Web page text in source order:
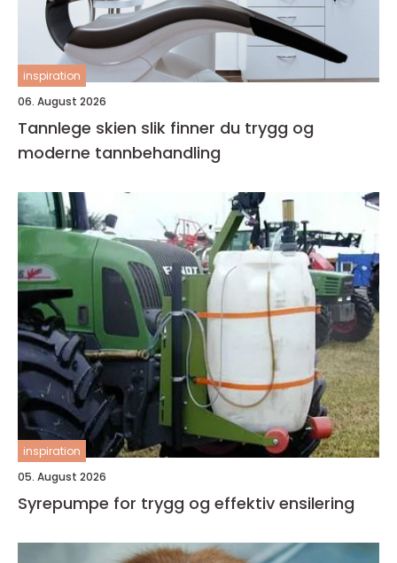
inspiration
06. August 2026
Tannlege skien slik finner du trygg og
moderne tannbehandling
inspiration
05. August 2026
Syrepumpe for trygg og effektiv ensilering